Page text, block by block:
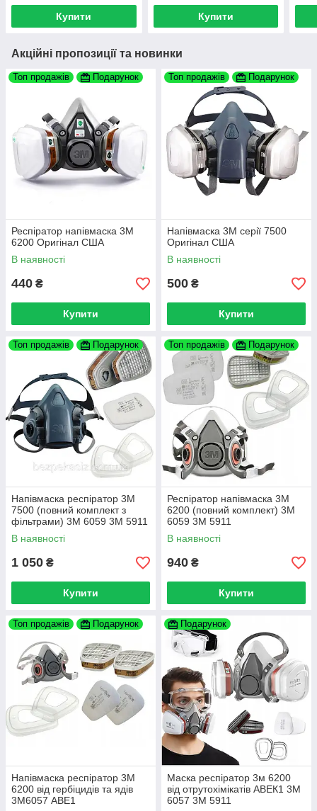
Купити Купити
Акційні пропозиції та новинки
Топ продажів Подарунок
Респіратор напівмаска 3М
6200 Оригінал США
В наявності
440 ₴
Купити
Топ продажів Подарунок
Напівмаска 3М серії 7500
Оригінал США
В наявності
500 ₴
Купити
Топ продажів Подарунок
Напівмаска респіратор 3М
7500 (повний комплект з
фільтрами) 3М 6059 3М 5911
В наявності
1 050 ₴
Купити
Топ продажів Подарунок
Респіратор напівмаска 3М
6200 (повний комплект) 3М
6059 3М 5911
В наявності
940 ₴
Купити
Топ продажів Подарунок
Напівмаска респіратор 3М
6200 від гербіцидів та ядів
3М6057 АВЕ1
Подарунок
Маска респіратор 3м 6200
від отрутохімікатів АВЕК1 3М
6057 3М 5911